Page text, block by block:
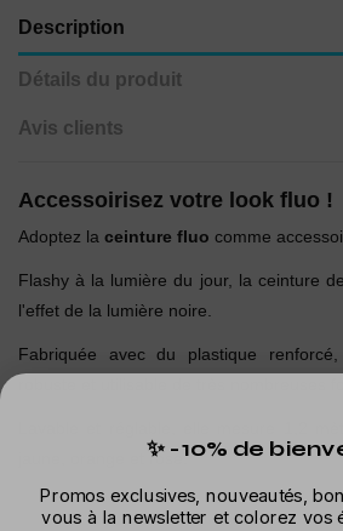
Description
Détails du produit
Avis clients
Accessoirisez votre look fluo !
Adoptez la ceinture fluo comme
Flashy à la lumière du jour, la ceinture
l'effet de la lumière noire.
Fabriquée avec du plastique
jaune, orange et rose.✨ -10% de
Promos exclusives, nouveautés,
vous à la newsletter et colorez vos